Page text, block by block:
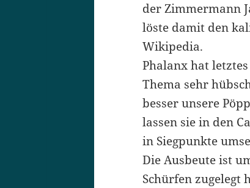
der Zimmermann
löste damit den
Wikipedia.
Phalanx hat
Thema sehr
besser unsere
lassen sie in den
in Siegpunkte
Die Ausbeute ist
Schürfen zugelegt